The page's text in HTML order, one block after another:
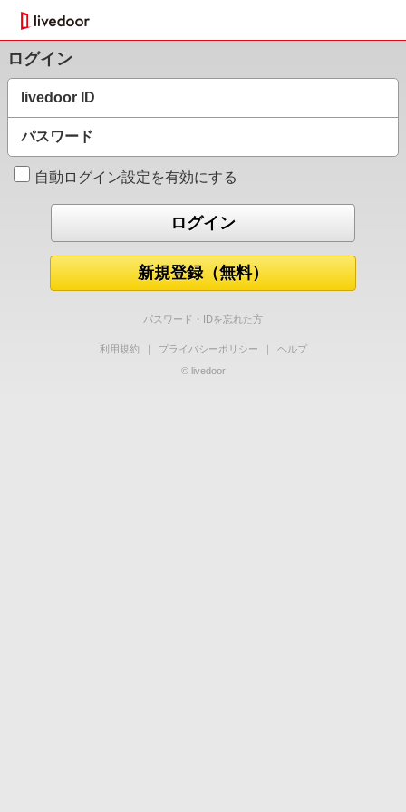
ログイン
livedoor ID
パスワード
自動ログイン設定を有効にする
新規登録（無料）
パスワード・IDを忘れた方
利用規約 ｜ プライバシーポリシー ｜
ヘルプ
© livedoor